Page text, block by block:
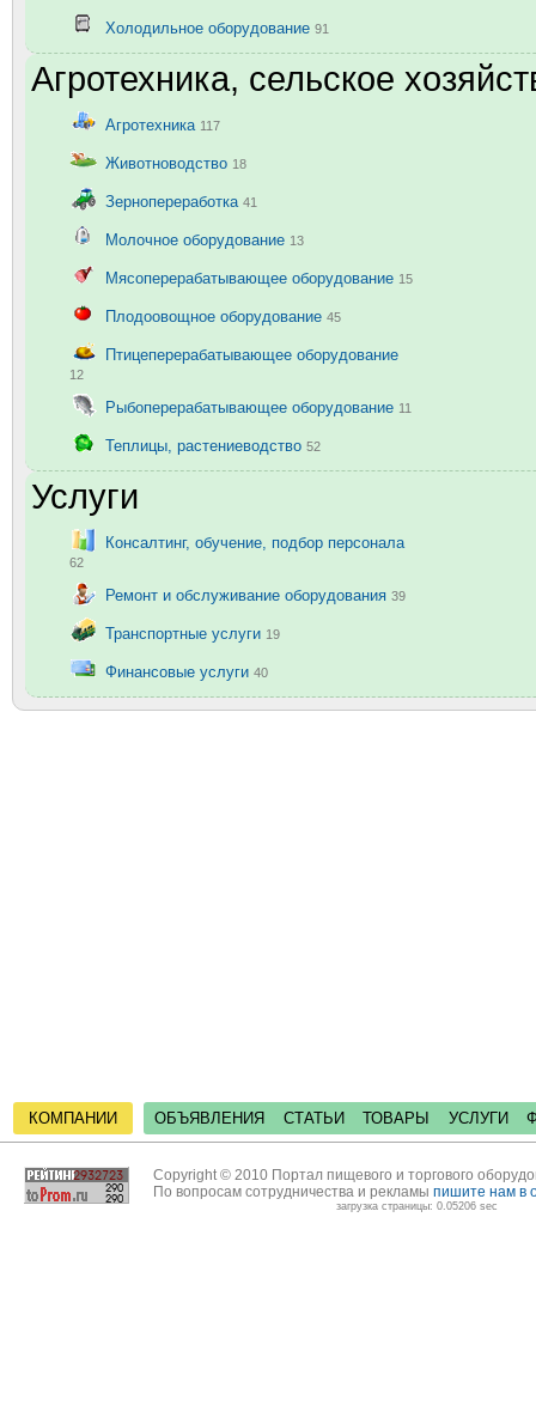
Холодильное оборудование 91
Агротехника, сельское
Агротехника 117
Животноводство 18
Зернопереработка 41
Молочное оборудование 13
Мясоперерабатывающее оборудование 15
Плодоовощное оборудование 45
Птицеперерабатывающее оборудование
12
Рыбоперерабатывающее оборудование 11
Теплицы, растениеводство 52
Услуги
Консалтинг, обучение, подбор персонала
62
Ремонт и обслуживание оборудования 39
Транспортные услуги 19
Финансовые услуги 40
КОМПАНИИ ОБЪЯВЛЕНИЯ СТАТЬИ ТОВАРЫ УСЛУГИ
Copyright © 2010 Портал пищевого и торгового
По вопросам сотрудничества и рекламы пишите нам в
загрузка страницы: 0.05206 sec